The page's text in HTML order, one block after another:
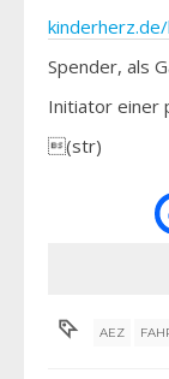
Spender, als
Initiator einer
(str)
AEZ